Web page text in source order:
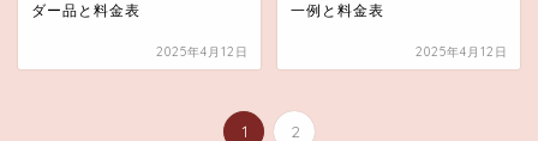
ダー品と料金表
2025年4月12日
一例と料金表
2025年4月12日
1 2